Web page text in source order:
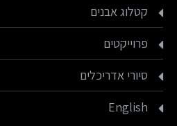
קטלוג אבנים
פרוייקטים
סיורי אדריכלים
English